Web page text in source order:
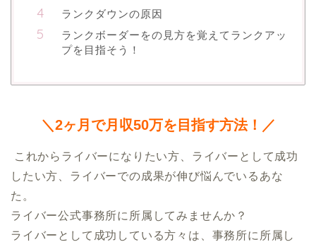
ランクダウンの原因
ランクボーダーをの見方を覚えてランクアッ
プを目指そう！
＼2ヶ月で月収50万を目指す方法！／
したい方、ライバーでの成果が伸び悩んでいるあな
た。
ライバー公式事務所に所属してみませんか？
ライバーとして成功している方々は、事務所に所属し